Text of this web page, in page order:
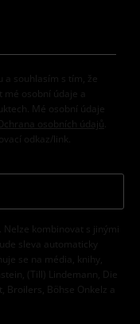
a souhlasím s tím, že
osobní údaje a
Mé osobní údaje
Ochrana osobních údajů
odkaz/link.
Nelze kombinovat s jinými
sleva automaticky
se na média, knihy,
(Till) Lindemann, Die
Böhse Onkelz a